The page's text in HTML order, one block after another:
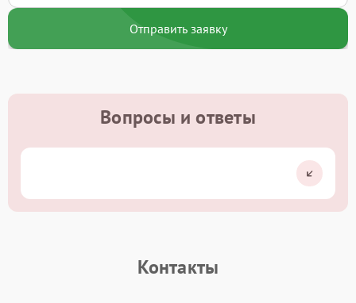
Отправить заявку
Вопросы и ответы
Контакты